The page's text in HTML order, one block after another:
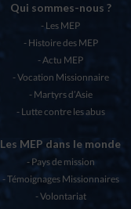
Qui sommes-nous ?
Les MEP
Histoire des MEP
Actu MEP
Vocation Missionnaire
Martyrs d’Asie
Lutte contre les abus
Les MEP dans le monde
Pays de mission
Témoignages Missionnaires
Volontariat